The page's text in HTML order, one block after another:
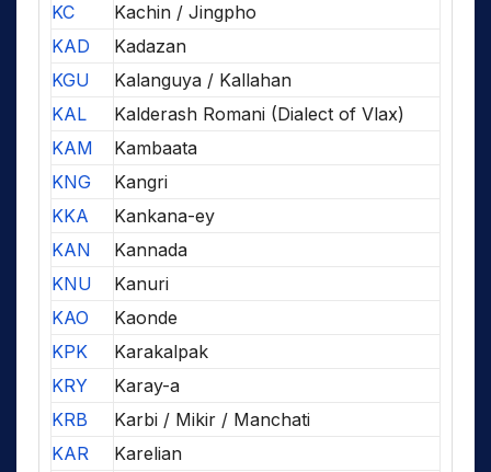
KC
Kachin / Jingpho
KAD
Kadazan
KGU
Kalanguya / Kallahan
KAL
Kalderash Romani (Dialect of Vlax)
KAM
Kambaata
KNG
Kangri
KKA
Kankana-ey
KAN
Kannada
KNU
Kanuri
KAO
Kaonde
KPK
Karakalpak
KRY
Karay-a
KRB
Karbi / Mikir / Manchati
KAR
Karelian